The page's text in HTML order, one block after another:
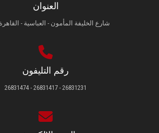
العنوان
شارع الخليفة المأمون - العباسية -
رقم التليفون
26831231 - 26831417 - 26831474